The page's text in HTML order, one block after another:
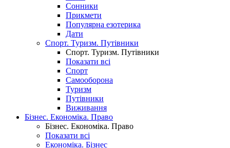
Сонники
Прикмети
Популярна езотерика
Дати
Спорт. Туризм. Путівники
Спорт. Туризм. Путівники
Показати всі
Спорт
Самооборона
Туризм
Путівники
Виживання
Бізнес. Економіка. Право
Бізнес. Економіка. Право
Показати всі
Економіка. Бізнес